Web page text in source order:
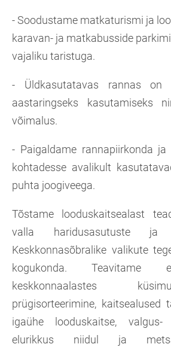
- Soodustame matkaturismi ja
karavan- ja matkabusside
vajaliku taristuga.
- Üldkasutatavas rannas on
aastaringseks kasutamiseks
võimalus.
- Paigaldame rannapiirkonda ja
kohtadesse avalikult
puhta joogiveega.
Tõstame looduskaitsealast
valla haridusasutuste ja
Keskkonnasõbralike valikute
kogukonda. Teavitame
keskkonnaalastes
prügisorteerimine, kaitsealused
igaühe looduskaitse,
elurikkus niidul ja